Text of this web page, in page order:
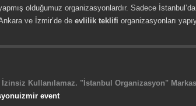
olduğumuz organizasyonlardır. Sadece
ve İzmir’de de evlilik teklifi organizasyonları
Kullanılamaz. "İstanbul Organizasyon"
izmir event